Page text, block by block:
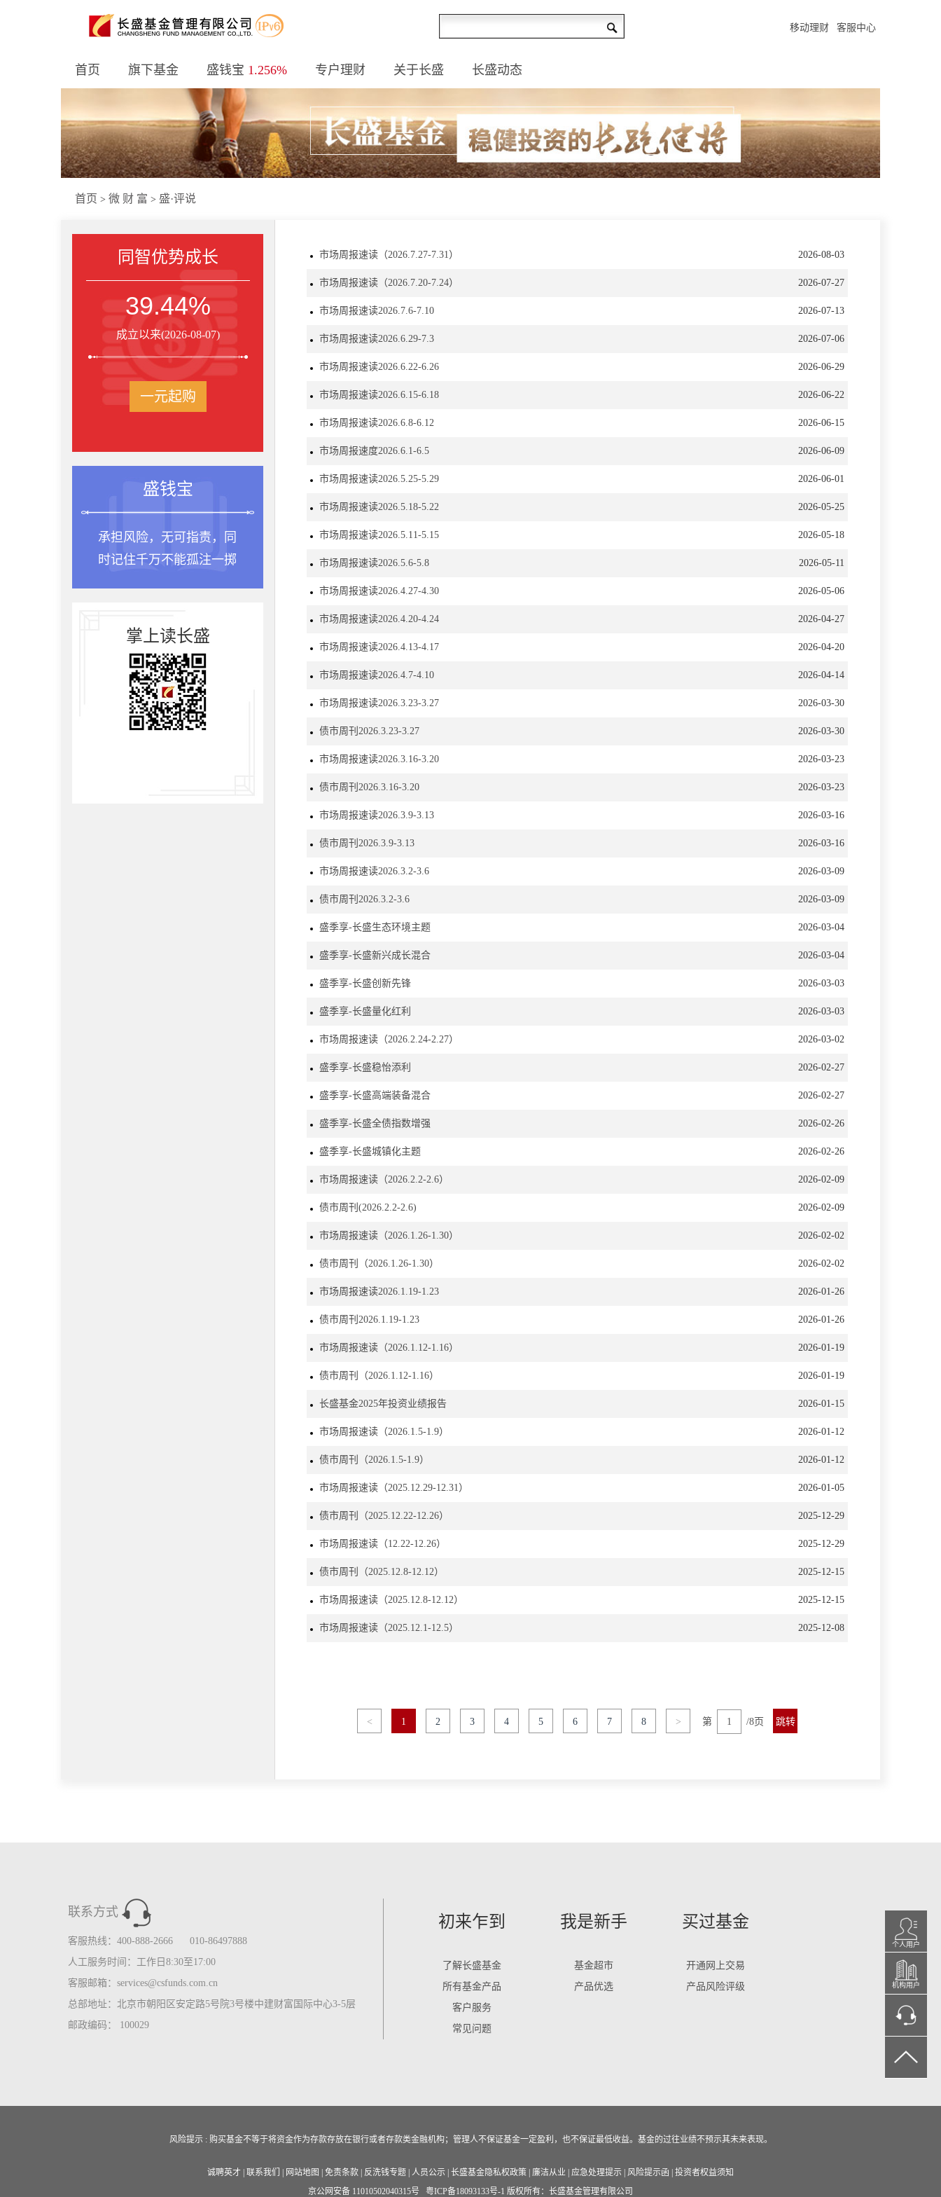
移动理财 客服中心
首页 旗下基金 盛钱宝 1.256% 专户理财 关于长盛 长盛动态
首页 > 微 财 富 > 盛·评说
同智优势成长
39.44%
成立以来(2026-08-07)
一元起购
承担风险，无可指责，同
时记住千万不能孤注一掷
投资箴言
种一棵树最合适的时间
是十年前，其次是现在。
掌上读长盛
2026-08-03
市场周报速读（2026.7.27-7.31）
2026-07-27
市场周报速读（2026.7.20-7.24）
2026-07-13
市场周报速读2026.7.6-7.10
2026-07-06
市场周报速读2026.6.29-7.3
2026-06-29
市场周报速读2026.6.22-6.26
2026-06-22
市场周报速读2026.6.15-6.18
2026-06-15
市场周报速读2026.6.8-6.12
2026-06-09
市场周报速度2026.6.1-6.5
2026-06-01
市场周报速读2026.5.25-5.29
2026-05-25
市场周报速读2026.5.18-5.22
2026-05-18
市场周报速读2026.5.11-5.15
2026-05-11
市场周报速读2026.5.6-5.8
2026-05-06
市场周报速读2026.4.27-4.30
2026-04-27
市场周报速读2026.4.20-4.24
2026-04-20
市场周报速读2026.4.13-4.17
2026-04-14
市场周报速读2026.4.7-4.10
2026-03-30
市场周报速读2026.3.23-3.27
2026-03-30
债市周刊2026.3.23-3.27
2026-03-23
市场周报速读2026.3.16-3.20
2026-03-23
债市周刊2026.3.16-3.20
2026-03-16
市场周报速读2026.3.9-3.13
2026-03-16
债市周刊2026.3.9-3.13
2026-03-09
市场周报速读2026.3.2-3.6
2026-03-09
债市周刊2026.3.2-3.6
2026-03-04
盛季享-长盛生态环境主题
2026-03-04
盛季享-长盛新兴成长混合
2026-03-03
盛季享-长盛创新先锋
2026-03-03
盛季享-长盛量化红利
2026-03-02
市场周报速读（2026.2.24-2.27）
2026-02-27
盛季享-长盛稳怡添利
2026-02-27
盛季享-长盛高端装备混合
2026-02-26
盛季享-长盛全债指数增强
2026-02-26
盛季享-长盛城镇化主题
2026-02-09
市场周报速读（2026.2.2-2.6）
2026-02-09
债市周刊(2026.2.2-2.6)
2026-02-02
市场周报速读（2026.1.26-1.30）
2026-02-02
债市周刊（2026.1.26-1.30）
2026-01-26
市场周报速读2026.1.19-1.23
2026-01-26
债市周刊2026.1.19-1.23
2026-01-19
市场周报速读（2026.1.12-1.16）
2026-01-19
债市周刊（2026.1.12-1.16）
2026-01-15
长盛基金2025年投资业绩报告
2026-01-12
市场周报速读（2026.1.5-1.9）
2026-01-12
债市周刊（2026.1.5-1.9）
2026-01-05
市场周报速读（2025.12.29-12.31）
2025-12-29
债市周刊（2025.12.22-12.26）
2025-12-29
市场周报速读（12.22-12.26）
2025-12-15
债市周刊（2025.12.8-12.12）
2025-12-15
市场周报速读（2025.12.8-12.12）
2025-12-08
市场周报速读（2025.12.1-12.5）
< 1 2 3 4 5 6 7 8 > 第 /8页 跳转
联系方式
客服热线：400-888-2666 010-86497888
人工服务时间：工作日8:30至17:00
客服邮箱：services@csfunds.com.cn
总部地址：北京市朝阳区安定路5号院3号楼中建财富国际中心3-5层
邮政编码： 100029
初来乍到
了解长盛基金
所有基金产品
客户服务
常见问题
我是新手
基金超市
产品优选
买过基金
开通网上交易
产品风险评级
风险提示 : 购买基金不等于将资金作为存款存放在银行或者存款类金融机构；管理人不保证基金一定盈利，也不保证最低收益。基金的过往业绩不预示其未来表现。
诚聘英才 联系我们 网站地图 免责条款 反洗钱专题 人员公示 长盛基金隐私权政策 廉洁从业 应急处理提示 风险提示函
投资者权益须知
京公网安备 11010502040315号
粤ICP备18093133号-1 版权所有：长盛基金管理有限公司
个人用户
机构用户